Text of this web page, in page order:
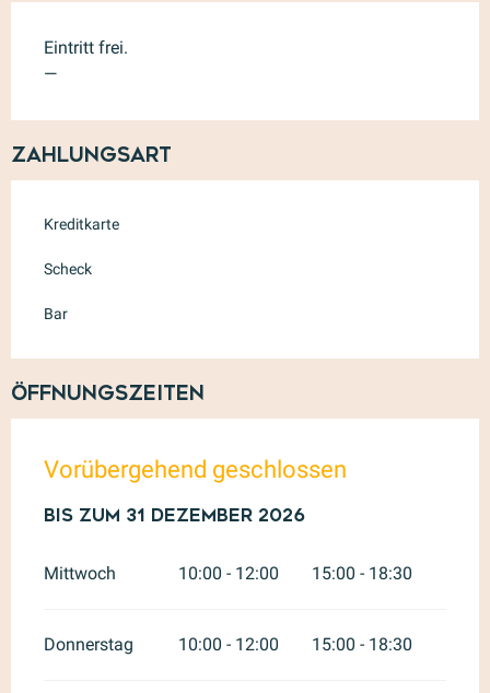
Eintritt frei.
—
Zahlungsart
Kreditkarte
Scheck
Bar
Öffnungszeiten
Vorübergehend geschlossen
vom1 April 2026bis zum31 Dezember 2026
Bis zum 31 Dezember 2026
Mittwoch 10:00 - 12:00 15:00 - 18:30
Donnerstag 10:00 - 12:00 15:00 - 18:30